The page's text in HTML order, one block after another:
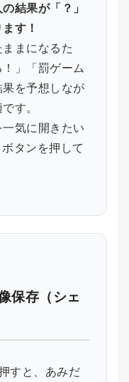
結果が「？」
す！
まになるた
」「罰ゲーム
を予想しなが
す。
気に開きたい
ボタンを押して
保存（シェ
すと、あみだ